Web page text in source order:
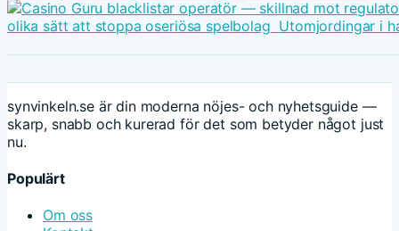
olika sätt att stoppa oseriösa spelbolag Utomjordingar i
synvinkeln.se är din moderna nöjes- och nyhetsguide —
skarp, snabb och kurerad för det som betyder något just
nu.
Populärt
Om oss